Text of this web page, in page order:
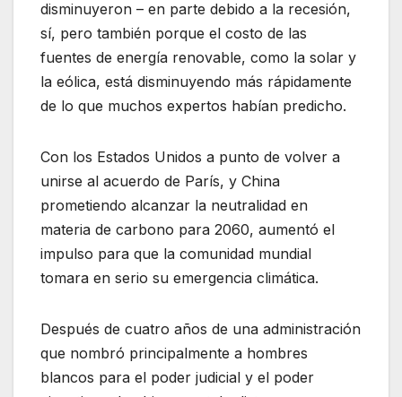
disminuyeron – en parte debido a la recesión,
sí, pero también porque el costo de las
fuentes de energía renovable, como la solar y
la eólica, está disminuyendo más rápidamente
de lo que muchos expertos habían predicho.
Con los Estados Unidos a punto de volver a
unirse al acuerdo de París, y China
prometiendo alcanzar la neutralidad en
materia de carbono para 2060, aumentó el
impulso para que la comunidad mundial
tomara en serio su emergencia climática.
Después de cuatro años de una administración
que nombró principalmente a hombres
blancos para el poder judicial y el poder